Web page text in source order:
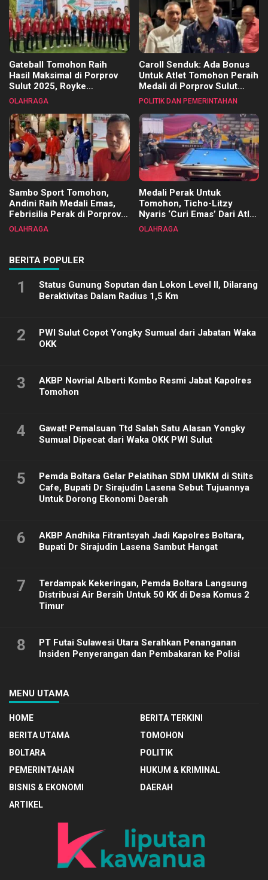
Gateball Tomohon Raih
Hasil Maksimal di Porprov
Sulut 2025, Royke
Tangkawarouw Ucapkan
OLAHRAGA
Caroll Senduk: Ada Bonus
Untuk Atlet Tomohon Peraih
Medali di Porprov Sulut
2025
POLITIK DAN PEMERINTAHAN
Sambo Sport Tomohon,
Andini Raih Medali Emas,
Febrisilia Perak di Porprov
Sulut 2025
OLAHRAGA
Medali Perak Untuk
Tomohon, Ticho-Litzy
Nyaris ‘Curi Emas’ Dari Atlet
Biliar PON di Porprov Sulut
OLAHRAGA
BERITA POPULER
1
Status Gunung Soputan dan Lokon Level II, Dilarang
Beraktivitas Dalam Radius 1,5 Km
2
PWI Sulut Copot Yongky Sumual dari Jabatan Waka
OKK
3
AKBP Novrial Alberti Kombo Resmi Jabat Kapolres
Tomohon
4
Gawat! Pemalsuan Ttd Salah Satu Alasan Yongky
Sumual Dipecat dari Waka OKK PWI Sulut
5
Pemda Boltara Gelar Pelatihan SDM UMKM di Stilts
Cafe, Bupati Dr Sirajudin Lasena Sebut Tujuannya
Untuk Dorong Ekonomi Daerah
6
AKBP Andhika Fitrantsyah Jadi Kapolres Boltara,
Bupati Dr Sirajudin Lasena Sambut Hangat
7
Terdampak Kekeringan, Pemda Boltara Langsung
Distribusi Air Bersih Untuk 50 KK di Desa Komus 2
Timur
8
PT Futai Sulawesi Utara Serahkan Penanganan
Insiden Penyerangan dan Pembakaran ke Polisi
MENU UTAMA
HOME
BERITA TERKINI
BERITA UTAMA
TOMOHON
BOLTARA
POLITIK
PEMERINTAHAN
HUKUM & KRIMINAL
BISNIS & EKONOMI
DAERAH
ARTIKEL